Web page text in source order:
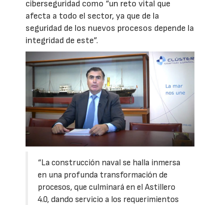
ciberseguridad como “un reto vital que
afecta a todo el sector, ya que de la
seguridad de los nuevos procesos depende la
integridad de este”.
“La construcción naval se halla inmersa
en una profunda transformación de
procesos, que culminará en el Astillero
4.0, dando servicio a los requerimientos